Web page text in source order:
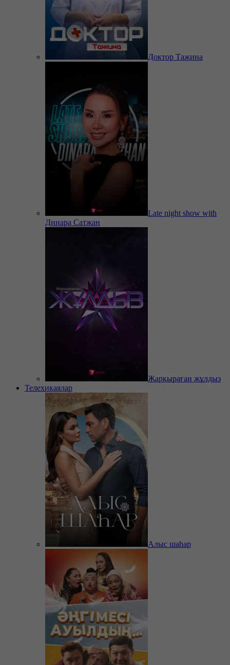
Доктор Тажина
Late night show with
Динара Сатжан
Жарқыраған жұлдыз
Телехикаялар
Алыс шаһар